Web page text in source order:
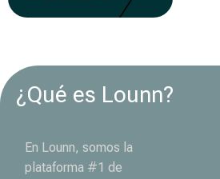
¿Qué es Lounn?
En Lounn, somos la
plataforma #1 de